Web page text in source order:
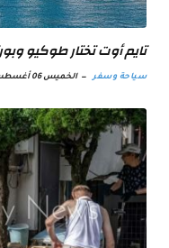
تايم أوت تختار طوكيو
سياحة وسفر الخميس 06 أغسطس 2:03 م